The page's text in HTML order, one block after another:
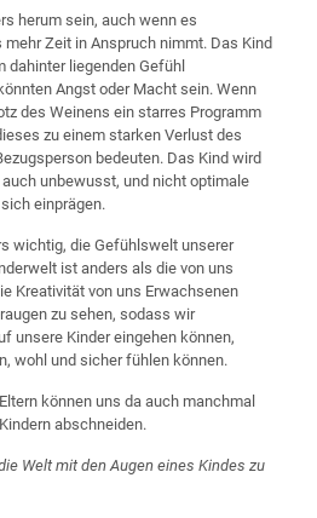
herum sein, auch wenn es
Zeit in Anspruch nimmt. Das Kind
dahinter liegenden Gefühl
Angst oder Macht sein. Wenn
des Weinens ein starres Programm
zu einem starken Verlust des
bedeuten. Das Kind wird
unbewusst, und nicht optimale
einprägen.
wichtig, die Gefühlswelt unserer
ist anders als die von uns
Kreativität von uns Erwachsenen
zu sehen, sodass wir
unsere Kinder eingehen können,
wohl und sicher fühlen können.
können uns da auch manchmal
abschneiden.
Welt mit den Augen eines Kindes zu